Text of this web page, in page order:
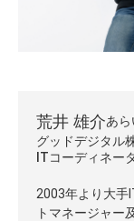
荒井 雄介あ
グッドデジタル
ITコーディネー
2003年より大手
トマネージャー